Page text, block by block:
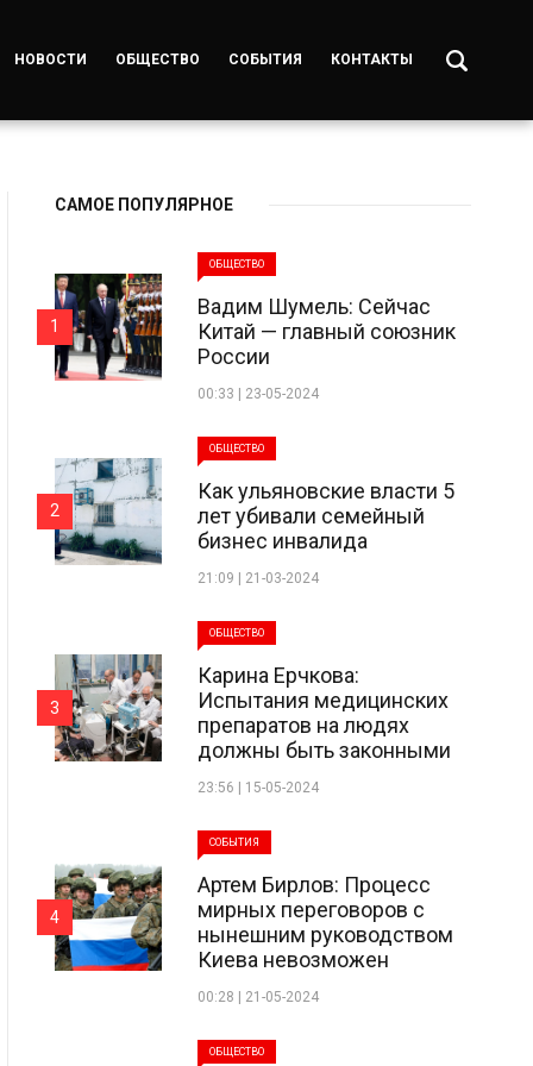
НОВОСТИ ОБЩЕСТВО СОБЫТИЯ КОНТАКТЫ
САМОЕ ПОПУЛЯРНОЕ
ОБЩЕСТВО
Вадим Шумель: Сейчас
Китай — главный союзник
России
00:33 | 23-05-2024
1
ОБЩЕСТВО
Как ульяновские власти 5
лет убивали семейный
бизнес инвалида
21:09 | 21-03-2024
2
ОБЩЕСТВО
Карина Ерчкова:
Испытания медицинских
препаратов на людях
должны быть законными
23:56 | 15-05-2024
3
СОБЫТИЯ
Артем Бирлов: Процесс
мирных переговоров с
нынешним руководством
Киева невозможен
00:28 | 21-05-2024
4
ОБЩЕСТВО